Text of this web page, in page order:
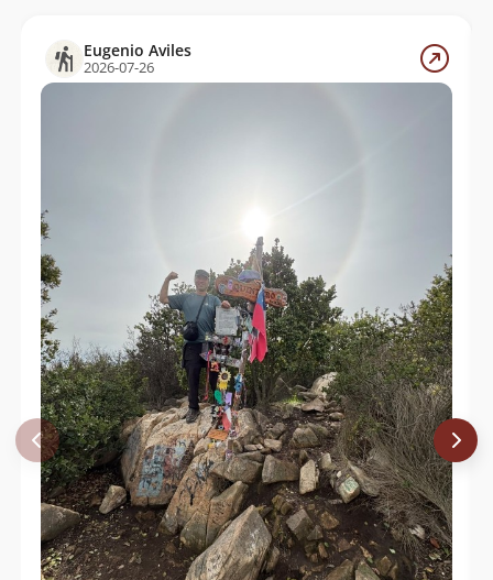
Eugenio Aviles
2026-07-26